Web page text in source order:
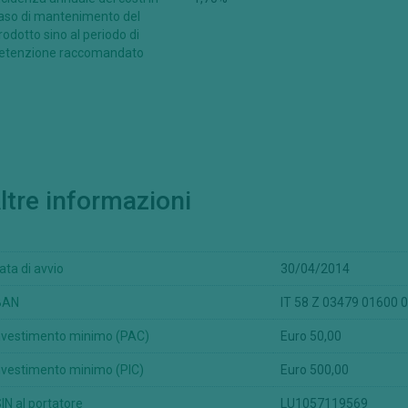
di mantenimento del
sino al periodo di
raccomandato
informazioni
di avvio 30/04/2014
IT 58 Z 03479 01600
minimo (PAC) Euro 50,00
minimo (PIC) Euro 500,00
al portatore LU1057119569